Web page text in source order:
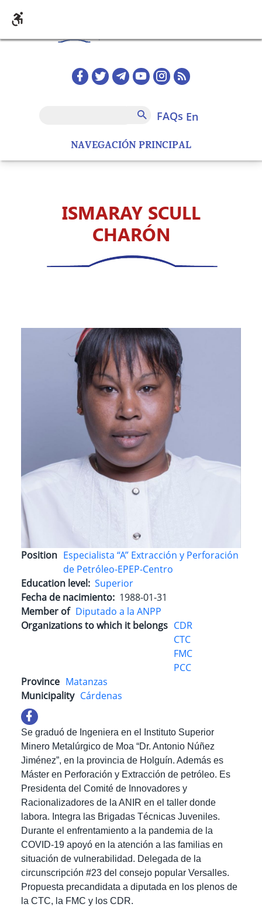
NAVEGACIÓN PRINCIPAL
Redes sociales home
FAQs
FAQs en
ISMARAY SCULL
CHARÓN
Position Especialista “A” Extracción y Perforación
de Petróleo-EPEP-Centro
Education level Superior
Fecha de nacimiento 1988-01-31
Member of Diputado a la ANPP
Organizations to which it belongs CDR
CTC
FMC
PCC
Province Matanzas
Municipality Cárdenas
Se graduó de Ingeniera en el Instituto Superior
Minero Metalúrgico de Moa “Dr. Antonio Núñez
Jiménez”, en la provincia de Holguín. Además es
Máster en Perforación y Extracción de petróleo. Es
Presidenta del Comité de Innovadores y
Racionalizadores de la ANIR en el taller donde
labora. Integra las Brigadas Técnicas Juveniles.
Durante el enfrentamiento a la pandemia de la
COVID-19 apoyó en la atención a las familias en
situación de vulnerabilidad. Delegada de la
circunscripción #23 del consejo popular Versalles.
Propuesta precandidata a diputada en los plenos de
la CTC, la FMC y los CDR.